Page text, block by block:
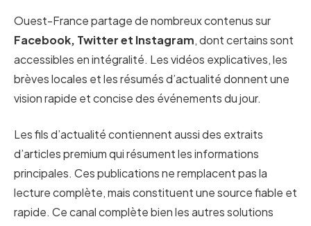
Ouest-France partage de nombreux contenus sur
Facebook, Twitter et Instagram, dont certains sont
accessibles en intégralité. Les vidéos explicatives, les
brèves locales et les résumés d’actualité donnent une
vision rapide et concise des événements du jour.
Les fils d’actualité contiennent aussi des extraits
d’articles premium qui résument les informations
principales. Ces publications ne remplacent pas la
lecture complète, mais constituent une source fiable et
rapide. Ce canal complète bien les autres solutions